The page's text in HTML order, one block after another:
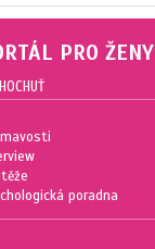
PRO ŽENY
poradna